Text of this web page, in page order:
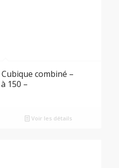
combiné –
150 –
Voir les détails